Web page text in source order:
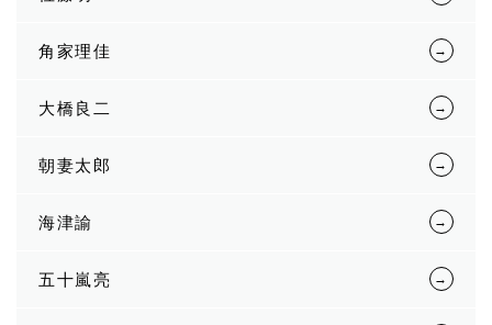
角家理佳
大橋良二
朝妻太郎
海津諭
五十嵐亮